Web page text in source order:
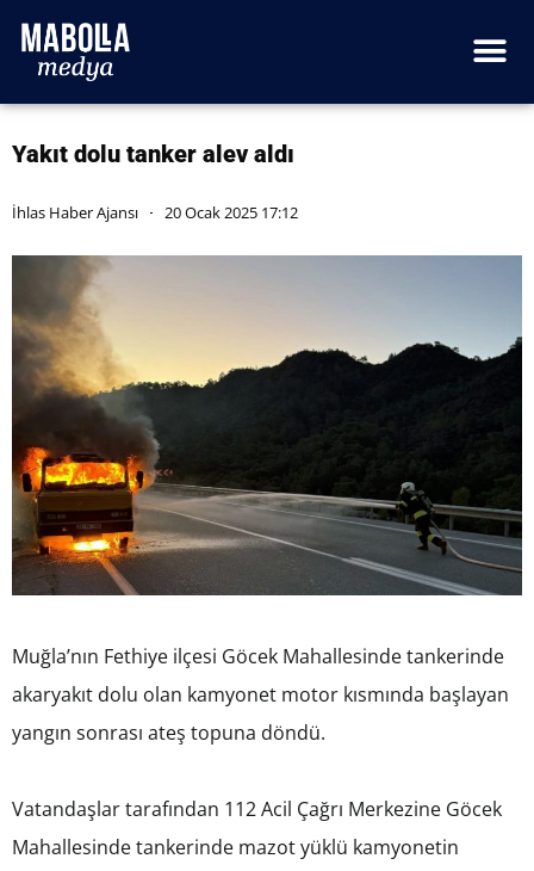
Yakıt dolu tanker alev aldı
İhlas Haber Ajansı 20 Ocak 2025 17:12
Muğla’nın Fethiye ilçesi Göcek Mahallesinde tankerinde
akaryakıt dolu olan kamyonet motor kısmında başlayan
yangın sonrası ateş topuna döndü.
Vatandaşlar tarafından 112 Acil Çağrı Merkezine Göcek
Mahallesinde tankerinde mazot yüklü kamyonetin